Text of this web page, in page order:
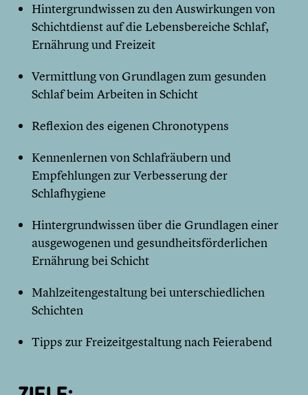
Hintergrundwissen zu den Auswirkungen von
Schichtdienst auf die Lebensbereiche Schlaf,
Ernährung und Freizeit
Vermittlung von Grundlagen zum gesunden
Schlaf beim Arbeiten in Schicht
Reflexion des eigenen Chronotypens
Kennenlernen von Schlafräubern und
Empfehlungen zur Verbesserung der
Schlafhygiene
Hintergrundwissen über die Grundlagen einer
ausgewogenen und gesundheitsförderlichen
Ernährung bei Schicht
Mahlzeitengestaltung bei unterschiedlichen
Schichten
Tipps zur Freizeitgestaltung nach Feierabend